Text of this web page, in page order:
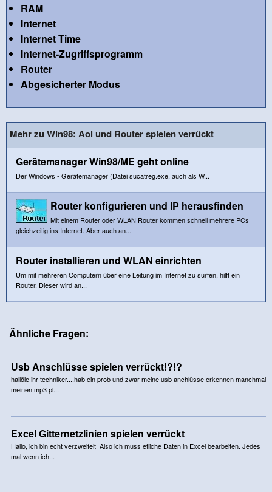
RAM
Internet
Internet Time
Internet-Zugriffsprogramm
Router
Abgesicherter Modus
Mehr zu Win98: Aol und Router spielen verrückt
Gerätemanager Win98/ME geht online
Der Windows - Gerätemanager (Datei sucatreg.exe, auch als W...
Router konfigurieren und IP herausfinden
Mit einem Router oder WLAN Router kommen schnell mehrere PCs
gleichzeitig ins Internet. Aber auch an...
Router installieren und WLAN einrichten
Um mit mehreren Computern über eine Leitung im Internet zu surfen, hilft ein
Router. Dieser wird an...
Ähnliche Fragen:
Usb Anschlüsse spielen verrückt!?!?
hallöle ihr techniker....hab ein prob und zwar meine usb anchlüsse erkennen manchmal
meinen mp3 pl...
Excel Gitternetzlinien spielen verrückt
Hallo, ich bin echt verzweifelt! Also ich muss etliche Daten in Excel bearbeiten. Jedes
mal wenn ich...